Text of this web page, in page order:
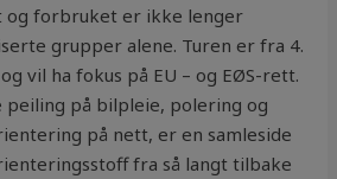
forbruket er ikke lenger
grupper alene. Turen er fra 4.
vil ha fokus på EU – og EØS-rett.
peiling på bilpleie, polering og
på nett, er en samleside
fra så langt tilbake